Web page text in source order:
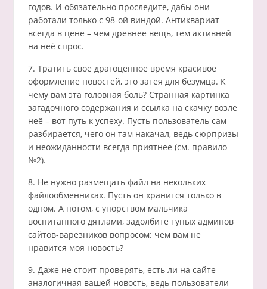
годов. И обязательно проследите, дабы они
работали только с 98-ой виндой. Антиквариат
всегда в цене – чем древнее вещь, тем активней
на неё спрос.
7. Тратить свое драгоценное время красивое
оформление новостей, это затея для безумца. К
чему вам эта головная боль? Странная картинка
загадочного содержания и ссылка на скачку возле
неё – вот путь к успеху. Пусть пользователь сам
разбирается, чего он там накачал, ведь сюрпризы
и неожиданности всегда приятнее (см. правило
№2).
8. Не нужно размещать файл на некольких
файлообменниках. Пусть он хранится только в
одном. А потом, с упорством мальчика
воспитанного дятлами, задолбите тупых админов
сайтов-варезников вопросом: чем вам не
нравится моя новость?
9. Даже не стоит проверять, есть ли на сайте
аналогичная вашей новость, ведь пользователи